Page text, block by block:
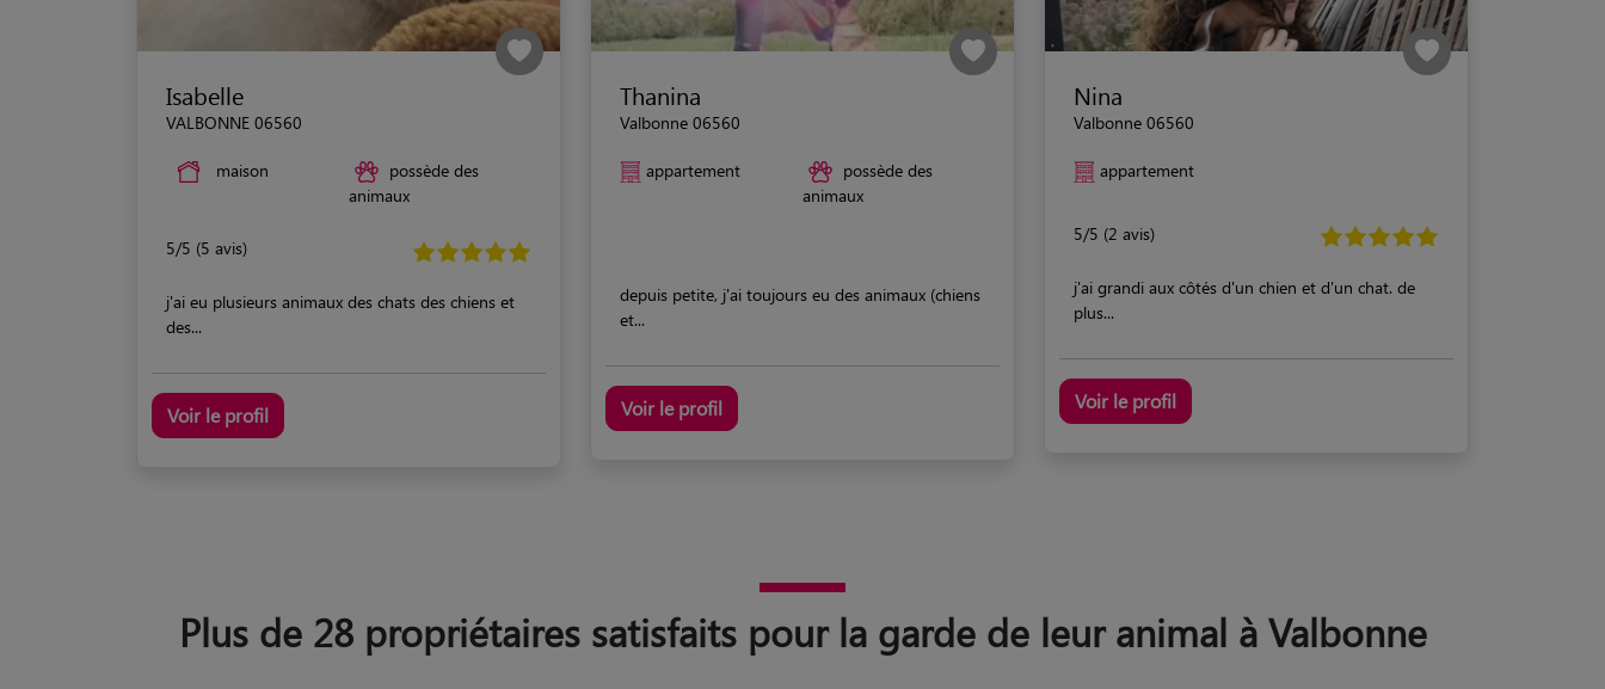
Isabelle
VALBONNE 06560
maison
possède des
animaux
5/5 (5 avis)
j'ai eu plusieurs animaux des chats des chiens et
des...
Voir le profil
Thanina
Valbonne 06560
appartement
possède des
animaux
depuis petite, j'ai toujours eu des animaux (chiens
et...
Voir le profil
Nina
Valbonne 06560
appartement
5/5 (2 avis)
j'ai grandi aux côtés d'un chien et d'un chat. de
plus...
Voir le profil
Plus de 28 propriétaires satisfaits pour la garde de leur animal à Valbonne